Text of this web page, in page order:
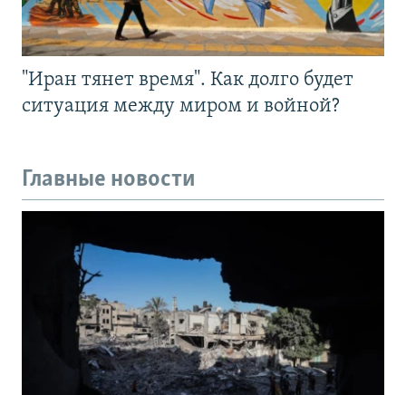
"Иран тянет время". Как долго будет
ситуация между миром и войной?
Главные новости